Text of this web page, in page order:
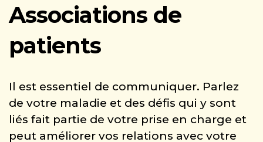
Associations de
patients
Il est essentiel de communiquer. Parlez
de votre maladie et des défis qui y sont
liés fait partie de votre prise en charge et
peut améliorer vos relations avec votre